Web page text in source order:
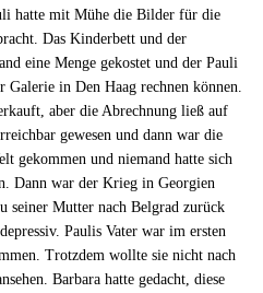
hatte mit Mühe die Bilder für die
Das Kinderbett und der
eine Menge gekostet und der Pauli
in Den Haag rechnen können.
aber die Abrechnung ließ auf
gewesen und dann war die
gekommen und niemand hatte sich
Dann war der Krieg in Georgien
seiner Mutter nach Belgrad zurück
Paulis Vater war im ersten
Trotzdem wollte sie nicht nach
Barbara hatte gedacht, diese